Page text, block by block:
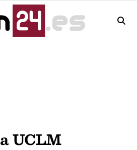
UCLM